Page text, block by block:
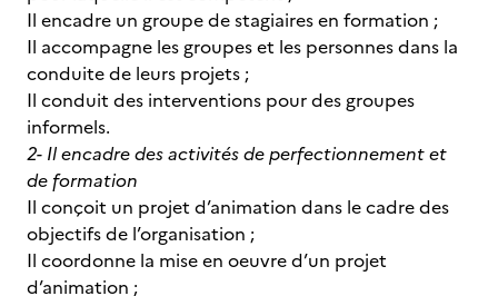
Il encadre un groupe de stagiaires en formation ;
Il accompagne les groupes et les personnes dans la
conduite de leurs projets ;
Il conduit des interventions pour des groupes
informels.
2- Il encadre des activités de perfectionnement et
de formation
Il conçoit un projet d’animation dans le cadre des
objectifs de l’organisation ;
Il coordonne la mise en oeuvre d’un projet
d’animation ;